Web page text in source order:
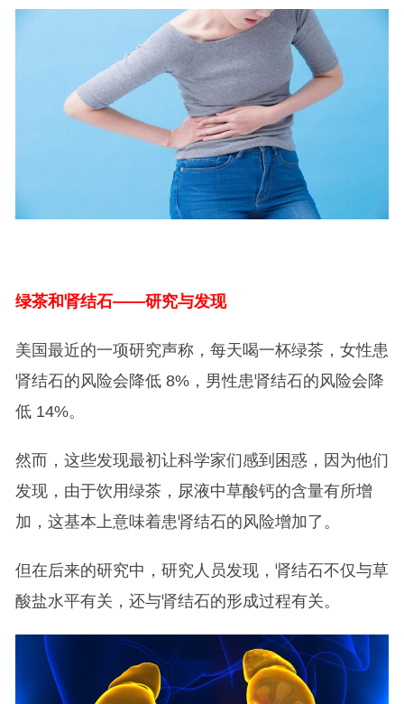
绿茶和肾结石——研究与发现
美国最近的一项研究声称，每天喝一杯绿茶，女性患
肾结石的风险会降低 8%，男性患肾结石的风险会降
低 14%。
然而，这些发现最初让科学家们感到困惑，因为他们
发现，由于饮用绿茶，尿液中草酸钙的含量有所增
加，这基本上意味着患肾结石的风险增加了。
但在后来的研究中，研究人员发现，肾结石不仅与草
酸盐水平有关，还与肾结石的形成过程有关。